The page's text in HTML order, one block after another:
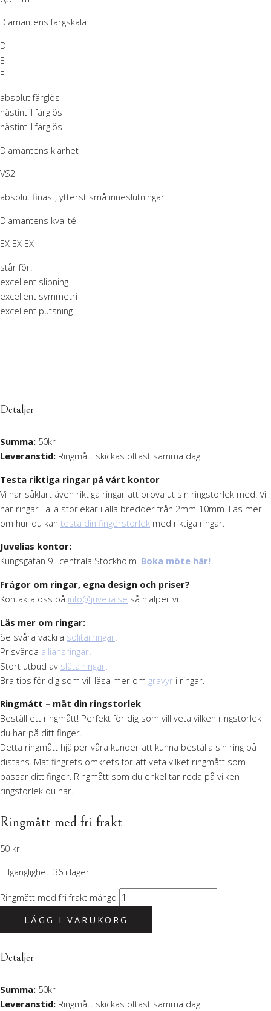
Diamantens färgskala
D
E
F
absolut färglös
nästintill färglös
nästintill färglös
Diamantens klarhet
VS2
absolut finast, ytterst små inneslutningar
Diamantens kvalité
EX EX EX
står för:
excellent slipning
excellent symmetri
excellent putsning
Detaljer
Summa: 50kr
Leveranstid: Ringmått skickas oftast samma dag.
Testa riktiga ringar på vårt kontor
Vi har såklart även riktiga ringar att prova ut sin ringstorlek med. Vi
har ringar i alla storlekar i alla bredder från 2mm-10mm. Läs mer
om hur du kan testa din fingerstorlek med riktiga ringar.
Juvelias kontor:
Kungsgatan 9 i centrala Stockholm. Boka möte här!
Frågor om ringar, egna design och priser?
Kontakta oss på info@juvelia.se så hjälper vi.
Läs mer om ringar:
Se svåra vackra solitärringar
Prisvärda alliansringar
Stort utbud av släta ringar
Bra tips för dig som vill läsa mer om gravyr i ringar.
Ringmått – mät din ringstorlek
Beställ ett ringmått! Perfekt för dig som vill veta vilken ringstorlek
du har på ditt finger.
Detta ringmått hjälper våra kunder att kunna beställa sin ring på
distans. Mät fingrets omkrets för att veta vilket ringmått som
passar ditt finger. Ringmått som du enkel tar reda på vilken
ringstorlek du har.
Ringmått med fri frakt
50 kr
Tillgänglighet: 36 i lager
Ringmått med fri frakt mängd
LÄGG I VARUKORG
Detaljer
Summa: 50kr
Leveranstid: Ringmått skickas oftast samma dag.